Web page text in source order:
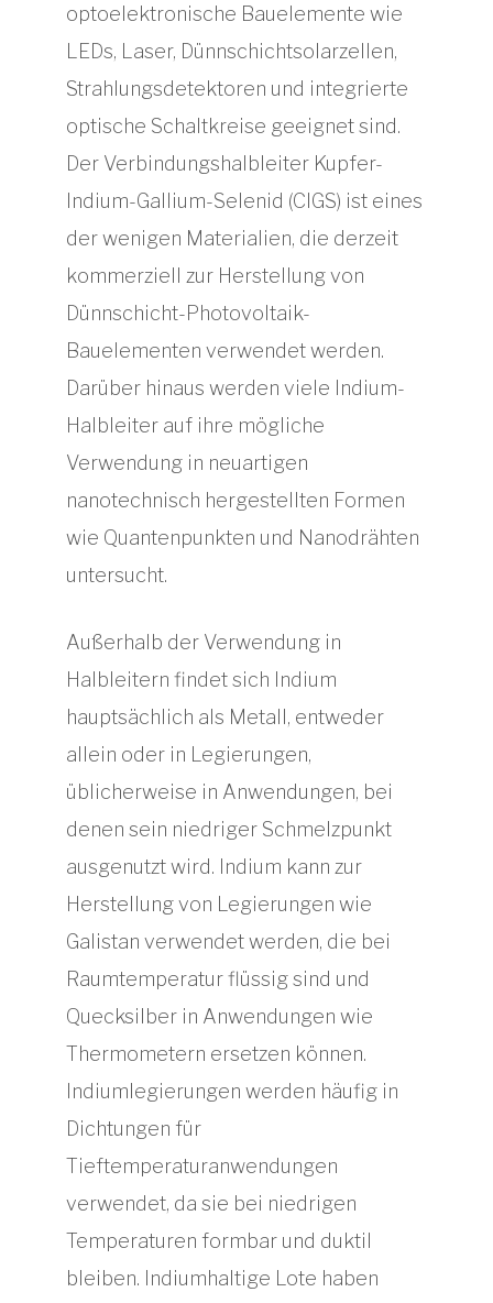
optoelektronische Bauelemente wie
LEDs, Laser, Dünnschichtsolarzellen,
Strahlungsdetektoren und integrierte
optische Schaltkreise geeignet sind.
Der Verbindungshalbleiter Kupfer-
Indium-Gallium-Selenid (CIGS) ist eines
der wenigen Materialien, die derzeit
kommerziell zur Herstellung von
Dünnschicht-Photovoltaik-
Bauelementen verwendet werden.
Darüber hinaus werden viele Indium-
Halbleiter auf ihre mögliche
Verwendung in neuartigen
nanotechnisch hergestellten Formen
wie Quantenpunkten und Nanodrähten
untersucht.
Außerhalb der Verwendung in
Halbleitern findet sich Indium
hauptsächlich als Metall, entweder
allein oder in Legierungen,
üblicherweise in Anwendungen, bei
denen sein niedriger Schmelzpunkt
ausgenutzt wird. Indium kann zur
Herstellung von Legierungen wie
Galistan verwendet werden, die bei
Raumtemperatur flüssig sind und
Quecksilber in Anwendungen wie
Thermometern ersetzen können.
Indiumlegierungen werden häufig in
Dichtungen für
Tieftemperaturanwendungen
verwendet, da sie bei niedrigen
Temperaturen formbar und duktil
bleiben. Indiumhaltige Lote haben